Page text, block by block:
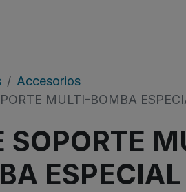
Accesorios
MULTI-BOMBA
SOPORTE
ESPECIAL